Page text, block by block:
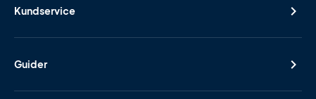
Kundservice
Guider